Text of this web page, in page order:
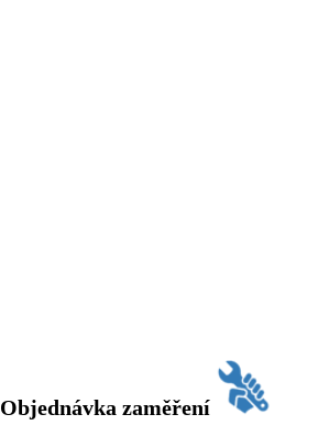
Objednávka zaměření